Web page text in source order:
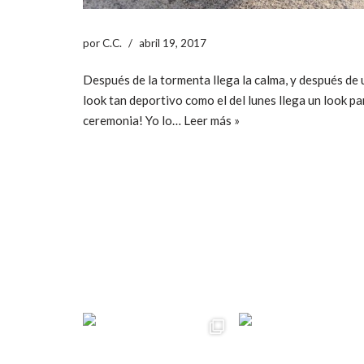
porC.C. abril 19, 2017
Después de la tormenta llega la calma, y después de
look tan deportivo como el del lunes llega un look
ceremonia! Yo lo… Leer más »